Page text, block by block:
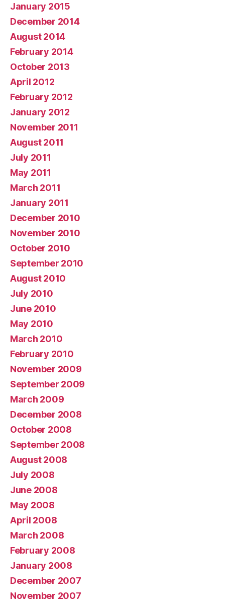
January 2015
December 2014
August 2014
February 2014
October 2013
April 2012
February 2012
January 2012
November 2011
August 2011
July 2011
May 2011
March 2011
January 2011
December 2010
November 2010
October 2010
September 2010
August 2010
July 2010
June 2010
May 2010
March 2010
February 2010
November 2009
September 2009
March 2009
December 2008
October 2008
September 2008
August 2008
July 2008
June 2008
May 2008
April 2008
March 2008
February 2008
January 2008
December 2007
November 2007